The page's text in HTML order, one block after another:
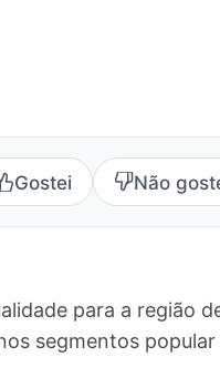
Gostei Não
para a região
segmentos popular